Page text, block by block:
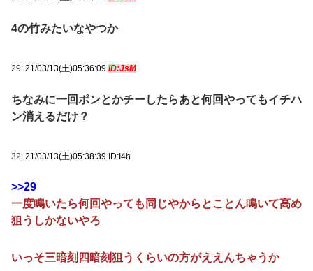
4の竹みたいなやつか
29: 21/03/13(土)05:36:09 ID:JsM
ちなみに一回ポンとかチーしたらあと何回やってもイチハ
ン消えるだけ？
32: 21/03/13(土)05:38:39 ID:I4h
>>29
一度鳴いたら何回やっても同じやからとことん鳴いて高め
狙うしかないやろ
いっそ三暗刻四暗刻狙うくらいの方がええんちゃうか